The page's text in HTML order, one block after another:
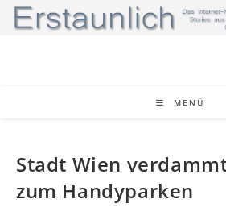
Zum
Inhalt
MENÜ
Stadt Wien
zum Handyparken